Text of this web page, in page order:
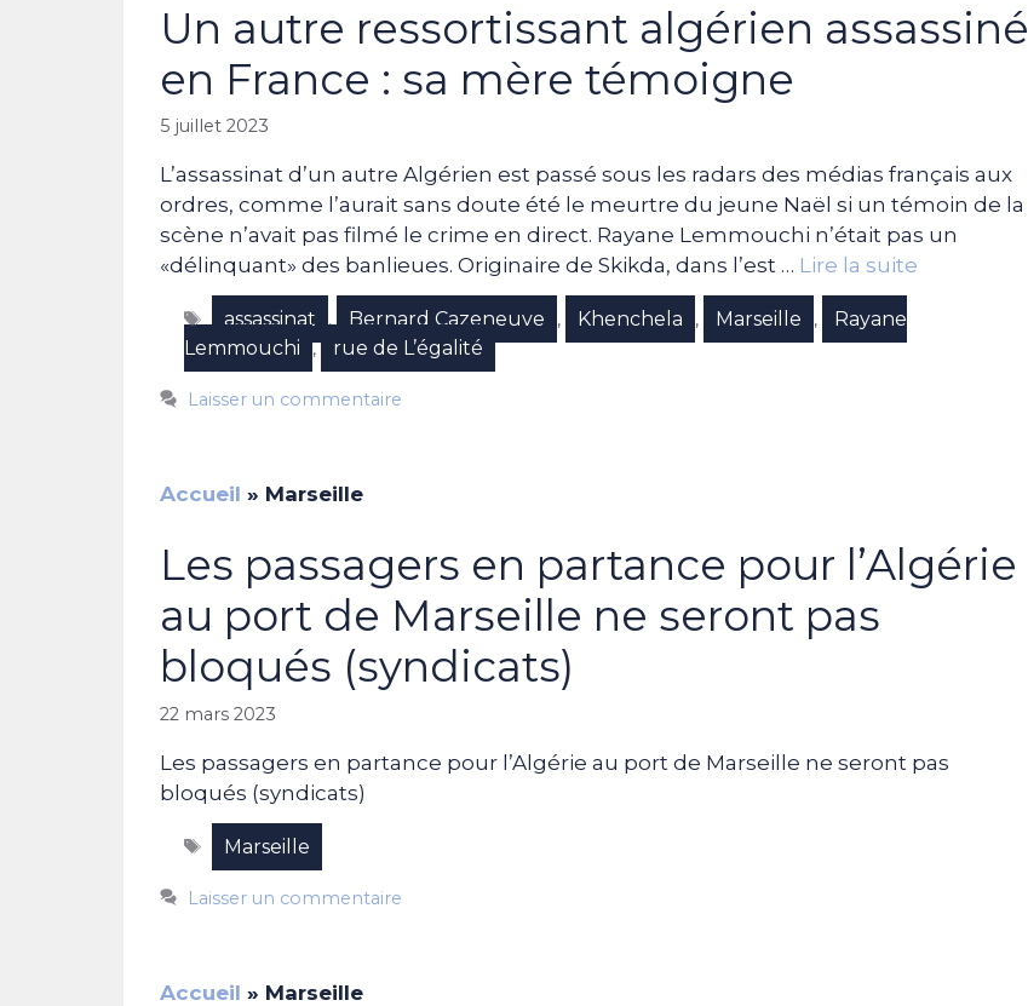
Un autre ressortissant algérien assassiné
en France : sa mère témoigne
5 juillet 2023
L’assassinat d’un autre Algérien est passé sous les radars des médias français aux
ordres, comme l’aurait sans doute été le meurtre du jeune Naël si un témoin de la
scène n’avait pas filmé le crime en direct. Rayane Lemmouchi n’était pas un
«délinquant» des banlieues. Originaire de Skikda, dans l’est … Lire la suite
Étiquettes
assassinat , Bernard Cazeneuve , Khenchela , Marseille ,
Rayane
Lemmouchi
, rue de L’égalité
Laisser un commentaire
Accueil » Marseille
Les passagers en partance pour l’Algérie
au port de Marseille ne seront pas
bloqués (syndicats)
22 mars 2023
Les passagers en partance pour l’Algérie au port de Marseille ne seront pas
bloqués (syndicats)
Étiquettes
Marseille
Laisser un commentaire
Accueil » Marseille